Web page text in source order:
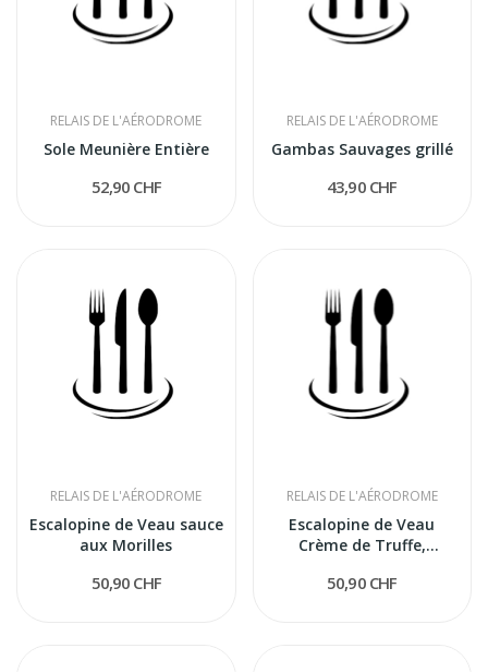
RELAIS DE L'AÉRODROME
Sole Meunière Entière
52,90 CHF
RELAIS DE L'AÉRODROME
Gambas Sauvages grillé
43,90 CHF
RELAIS DE L'AÉRODROME
Escalopine de Veau sauce
aux Morilles
50,90 CHF
RELAIS DE L'AÉRODROME
Escalopine de Veau
Crème de Truffe,
50,90 CHF